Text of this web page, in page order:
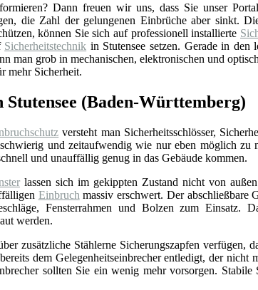
Dann freuen wir uns, dass Sie unser
die Zahl der gelungenen Einbrüche aber sinkt.
können Sie sich auf professionell installierte
Sicherheitstechnik in Stutensee setzen. Gerade in den
man grob in mechanischen, elektronischen und
mehr Sicherheit.
(Baden-Württemberg)
versteht man Sicherheitsschlösser,
und zeitaufwendig wie nur eben möglich zu
und unauffällig genug in das Gebäude kommen.
lassen sich im gekippten Zustand nicht von
Einbruch massiv erschwert. Der
Fensterrahmen und Bolzen zum Einsatz.
werden.
zusätzliche Stählerne Sicherungszapfen verfügen,
dem Gelegenheitseinbrecher entledigt, der
sollten Sie ein wenig mehr vorsorgen.